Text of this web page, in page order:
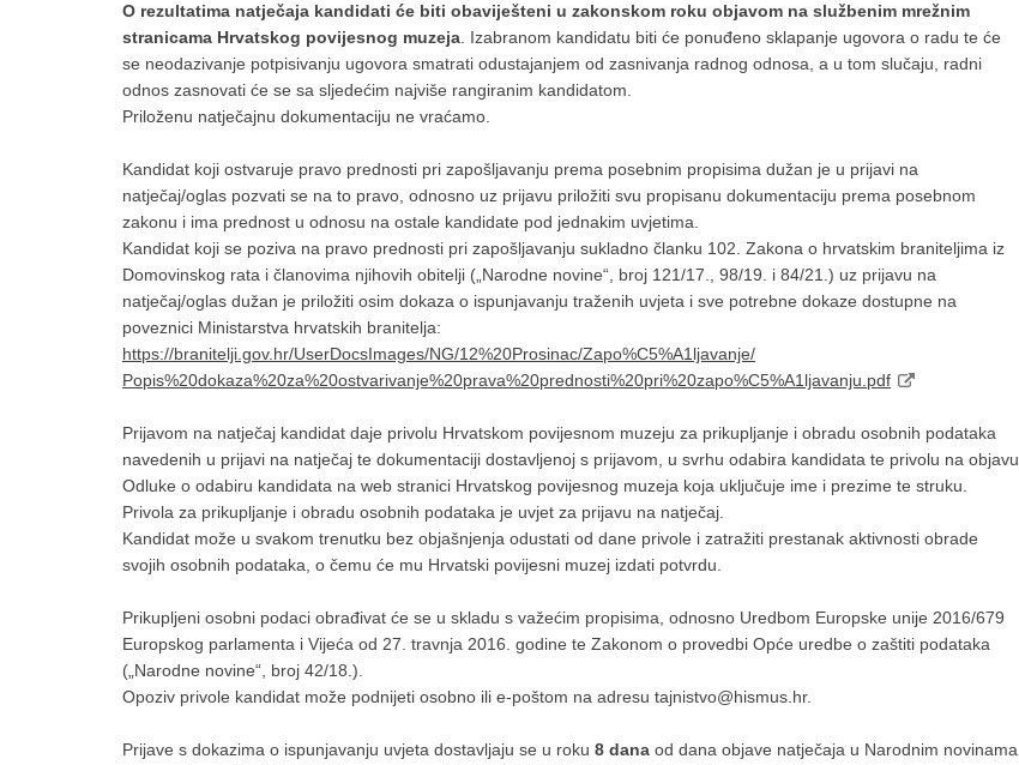
O rezultatima natječaja kandidati će biti obaviješteni u zakonskom roku objavom na službenim mrežnim
stranicama Hrvatskog povijesnog muzeja . Izabranom kandidatu biti će ponuđeno sklapanje ugovora o radu te će
se neodazivanje potpisivanju ugovora smatrati odustajanjem od zasnivanja radnog odnosa, a u tom slučaju, radni
odnos zasnovati će se sa sljedećim najviše rangiranim kandidatom.
Priloženu natječajnu dokumentaciju ne vraćamo.
Kandidat koji ostvaruje pravo prednosti pri zapošljavanju prema posebnim propisima dužan je u prijavi na
natječaj/oglas pozvati se na to pravo, odnosno uz prijavu priložiti svu propisanu dokumentaciju prema posebnom
zakonu i ima prednost u odnosu na ostale kandidate pod jednakim uvjetima.
Kandidat koji se poziva na pravo prednosti pri zapošljavanju sukladno članku 102. Zakona o hrvatskim braniteljima iz
Domovinskog rata i članovima njihovih obitelji („Narodne novine“, broj 121/17., 98/19. i 84/21.) uz prijavu na
natječaj/oglas dužan je priložiti osim dokaza o ispunjavanju traženih uvjeta i sve potrebne dokaze dostupne na
poveznici Ministarstva hrvatskih branitelja:
https://branitelji.gov.hr/UserDocsImages/NG/12%20Prosinac/Zapo%C5%A1ljavanje/
Popis%20dokaza%20za%20ostvarivanje%20prava%20prednosti%20pri%20zapo%C5%A1ljavanju.pdf
Prijavom na natječaj kandidat daje privolu Hrvatskom povijesnom muzeju za prikupljanje i obradu osobnih podataka
navedenih u prijavi na natječaj te dokumentaciji dostavljenoj s prijavom, u svrhu odabira kandidata te privolu na objavu
Odluke o odabiru kandidata na web stranici Hrvatskog povijesnog muzeja koja uključuje ime i prezime te struku.
Privola za prikupljanje i obradu osobnih podataka je uvjet za prijavu na natječaj.
Kandidat može u svakom trenutku bez objašnjenja odustati od dane privole i zatražiti prestanak aktivnosti obrade
svojih osobnih podataka, o čemu će mu Hrvatski povijesni muzej izdati potvrdu.
Prikupljeni osobni podaci obrađivat će se u skladu s važećim propisima, odnosno Uredbom Europske unije 2016/679
Europskog parlamenta i Vijeća od 27. travnja 2016. godine te Zakonom o provedbi Opće uredbe o zaštiti podataka
(„Narodne novine“, broj 42/18.).
Opoziv privole kandidat može podnijeti osobno ili e-poštom na adresu tajnistvo@hismus.hr.
Prijave s dokazima o ispunjavanju uvjeta dostavljaju se u roku 8 dana od dana objave natječaja u Narodnim novinama